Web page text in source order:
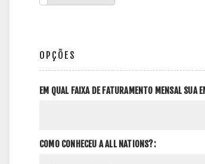
OPÇÕES
EM QUAL FAIXA DE FATURAMENTO MENSAL SUA
COMO CONHECEU A ALL NATIONS?: